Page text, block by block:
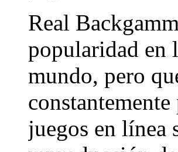
Real
popularidad en
mundo, pero
juegos en línea